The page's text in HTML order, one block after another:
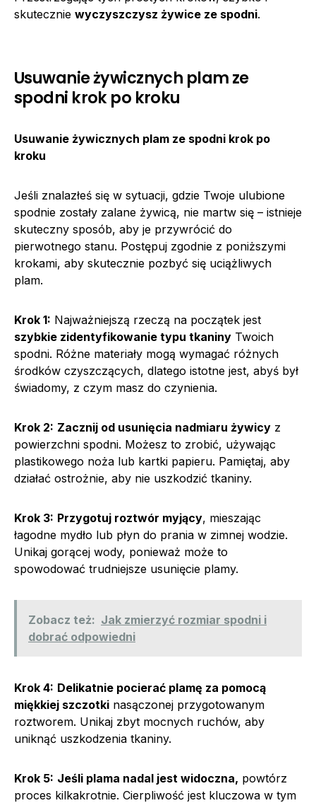
skutecznie wyczyszczysz żywice ze spodni.
Usuwanie żywicznych plam ze
spodni krok po kroku
Usuwanie żywicznych plam ze spodni krok po
kroku
Jeśli znalazłeś się w sytuacji, gdzie Twoje ulubione
spodnie zostały zalane żywicą, nie martw się – istnieje
skuteczny sposób, aby je przywrócić do
pierwotnego stanu. Postępuj zgodnie z poniższymi
krokami, aby skutecznie pozbyć się uciążliwych
plam.
Krok 1: Najważniejszą rzeczą na początek jest
szybkie zidentyfikowanie typu tkaniny Twoich
spodni. Różne materiały mogą wymagać różnych
środków czyszczących, dlatego istotne jest, abyś był
świadomy, z czym masz do czynienia.
Krok 2: Zacznij od usunięcia nadmiaru żywicy z
powierzchni spodni. Możesz to zrobić, używając
plastikowego noża lub kartki papieru. Pamiętaj, aby
działać ostrożnie, aby nie uszkodzić tkaniny.
Krok 3: Przygotuj roztwór myjący, mieszając
łagodne mydło lub płyn do prania w zimnej wodzie.
Unikaj gorącej wody, ponieważ może to
spowodować trudniejsze usunięcie plamy.
Zobacz też: Jak zmierzyć rozmiar spodni i
dobrać odpowiedni
Krok 4: Delikatnie pocierać plamę za pomocą
miękkiej szczotki nasączonej przygotowanym
roztworem. Unikaj zbyt mocnych ruchów, aby
uniknąć uszkodzenia tkaniny.
Krok 5: Jeśli plama nadal jest widoczna, powtórz
proces kilkakrotnie. Cierpliwość jest kluczowa w tym